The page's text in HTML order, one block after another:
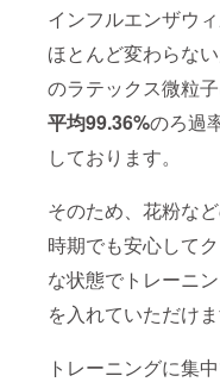
インフルエンザウ
ほとんど変わらな
のラテックス微粒子
平均99.36%のろ過
しております。
そのため、花粉な
時期でも安心して
な状態でトレーニ
を入れていただけま
トレーニングに集